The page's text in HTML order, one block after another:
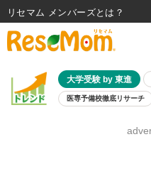
大学受験 by 東進
医専予備校徹底リサーチ
8月開催学
リセマム メンバーズ